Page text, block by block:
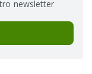
newsletter